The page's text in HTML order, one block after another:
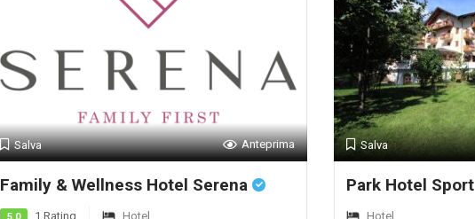
Salva Anteprima
Family & Wellness Hotel Serena
1 Rating Hotel
Salva
Park Hotel Sport
Hotel